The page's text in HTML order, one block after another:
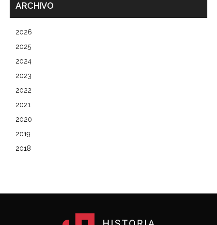
ARCHIVO
2026
2025
2024
2023
2022
2021
2020
2019
2018